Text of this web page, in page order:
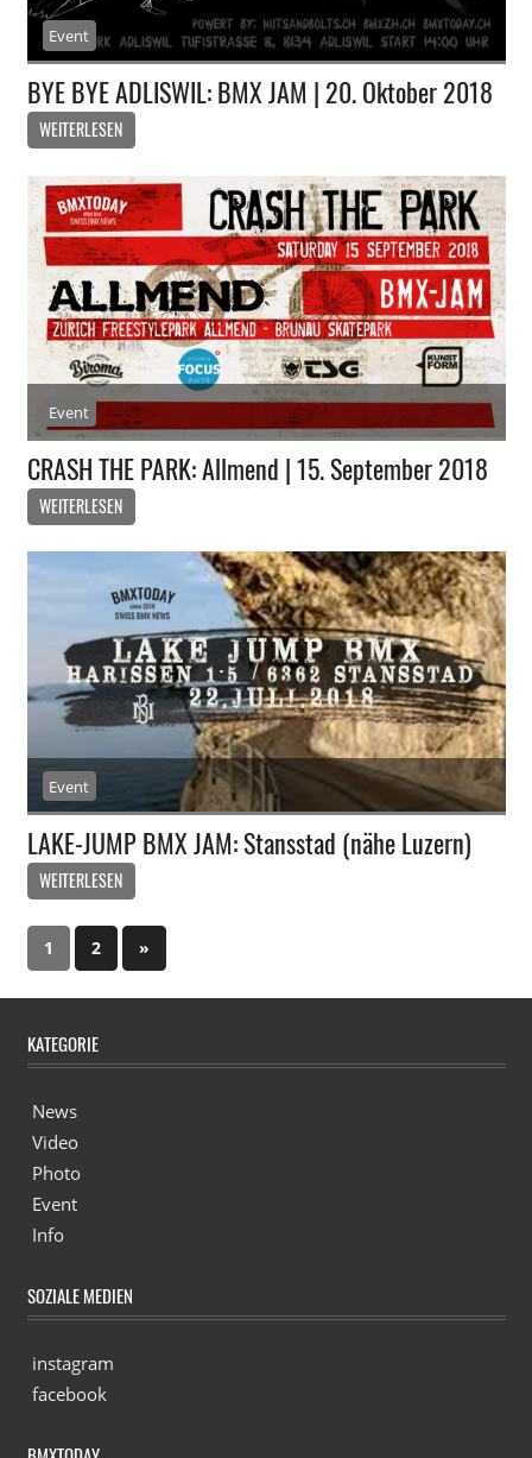
Event
BYE BYE ADLISWIL: BMX JAM | 20. Oktober 2018
WEITERLESEN
Event
CRASH THE PARK: Allmend | 15. September 2018
WEITERLESEN
Event
LAKE-JUMP BMX JAM: Stansstad (nähe Luzern)
WEITERLESEN
Beitragsnavigation
1 2
Nächste
Beiträge
»
KATEGORIE
News
Video
Photo
Event
Info
SOZIALE MEDIEN
instagram
facebook